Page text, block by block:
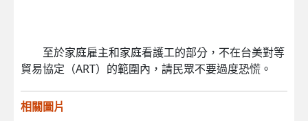
至於家庭雇主和家庭看護工的部分，不在台美對等
貿易協定（ART）的範圍內，請民眾不要過度恐慌。
相關圖片